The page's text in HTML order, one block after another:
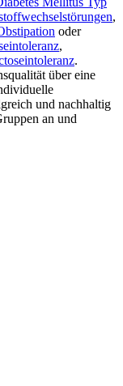
,
oder
,
.
über eine
und nachhaltig
an und